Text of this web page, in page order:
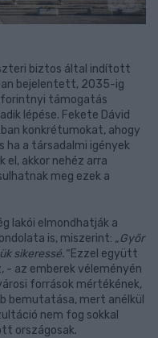
biztos által indított
bejelentett, 2035-ig
forintnyi támogatás
lépése. Fekete Dávid
konkrétumokat, ahogy
ha a társadalmi igények
el, akkor nehéz arra
meg ezek a
lakói elmondhatják a
is, miszerint: „Győr
sikeressé.”Ezzel együtt
- az emberek véleményén
források mértékének,
bemutatása, mert anélkül
nem fog sokkal
országosak.